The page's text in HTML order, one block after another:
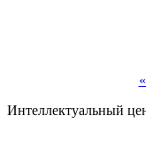
Интеллектуальный